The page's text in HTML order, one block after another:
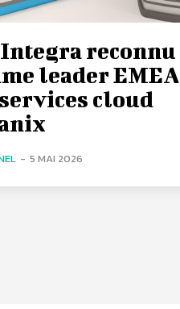
reconnu
leader EMEA
cloud
- 5 MAI 2026